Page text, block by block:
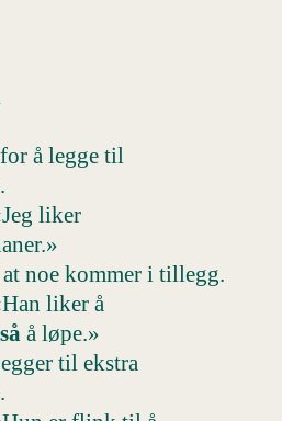
å legge til
liker
noe kommer i tillegg.
liker å
å løpe.»
til ekstra